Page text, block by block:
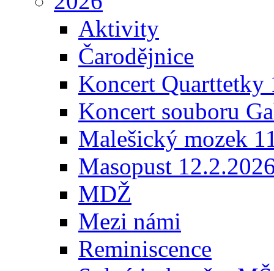
Aktivity
Čarodějnice
Koncert Quarttetky
Koncert souboru
Malešický mozek
Masopust
MDŽ
Mezi námi
Reminiscence